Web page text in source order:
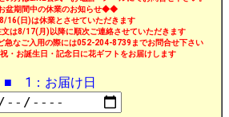
期間中の休業のお知らせ◆◆
16(日)は休業とさせていただきます
は8/17(月)以降に順次ご連絡させていただきます
急なご入用の際には052-204-8739までお問合せ下さい
・お誕生日・記念日に花ギフトをお届けします
■ 1：お届け日